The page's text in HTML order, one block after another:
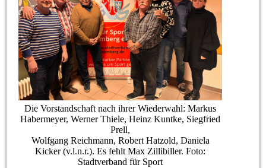
Die Vorstandschaft nach ihrer Wiederwahl: Markus
Habermeyer, Werner Thiele, Heinz Kuntke, Siegfried
Prell,
Wolfgang Reichmann, Robert Hatzold, Daniela
Kicker (v.l.n.r.). Es fehlt Max Zillibiller. Foto:
Stadtverband für Sport